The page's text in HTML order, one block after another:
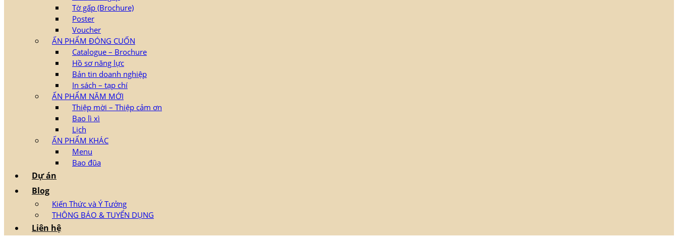
Tờ gấp (Brochure)
Poster
Voucher
ẤN PHẨM ĐÓNG CUỐN
Catalogue – Brochure
Hồ sơ năng lực
Bản tin doanh nghiệp
In sách – tạp chí
ẤN PHẨM NĂM MỚI
Thiệp mời – Thiệp cảm ơn
Bao lì xì
Lịch
ẤN PHẨM KHÁC
Menu
Bao đũa
Dự án
Blog
Kiến Thức và Ý Tưởng
THÔNG BÁO & TUYỂN DỤNG
Liên hệ